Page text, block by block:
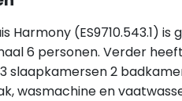
Harmony (ES9710.543.1)
6 personen. Verder
slaapkamersen 2
wasmachine en